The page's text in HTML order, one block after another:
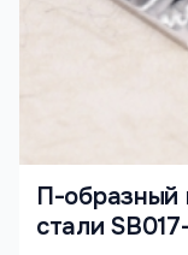
П-образный
стали